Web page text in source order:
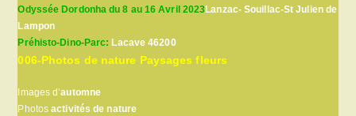
Odyssée Dordonha du 8 au 16 Avril 2023Lanzac- Souillac-St Julien de
Lampon
Préhisto-Dino-Parc: Lacave 46200
006-Photos de nature Paysages fleurs
Images d’automne
Photosactivités de nature